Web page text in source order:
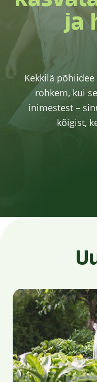
ja
Kekkilä
rohkem, kui
inimestest –
kõigist,